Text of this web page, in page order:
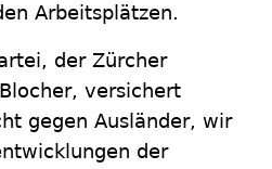
Arbeitsplätzen.
der Zürcher
versichert
gegen Ausländer, wir
der